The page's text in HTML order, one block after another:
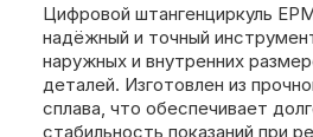
Цифровой штангенциркуль
надёжный и точный
наружных и внутренних
деталей. Изготовлен из
сплава, что обеспечивает
стабильность показаний при